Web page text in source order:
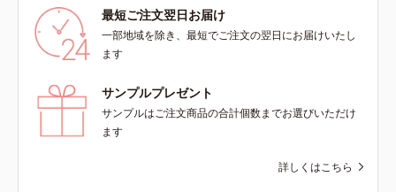
最短ご注文翌日お届け
一部地域を除き、最短でご注文の翌日にお届けいたし
ます
サンプルプレゼント
サンプルはご注文商品の合計個数までお選びいただけ
ます
詳しくはこちら